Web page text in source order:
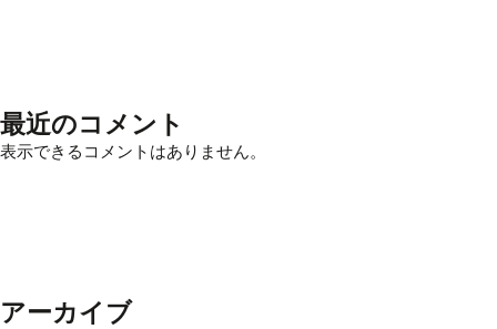
最近のコメント
表示できるコメントはありません。
アーカイブ